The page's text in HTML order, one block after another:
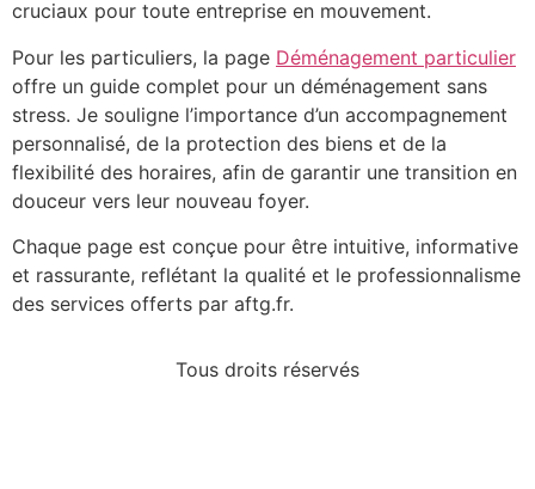
cruciaux pour toute entreprise en mouvement.
Pour les particuliers, la page Déménagement particulier
offre un guide complet pour un déménagement sans
stress. Je souligne l’importance d’un accompagnement
personnalisé, de la protection des biens et de la
flexibilité des horaires, afin de garantir une transition en
douceur vers leur nouveau foyer.
Chaque page est conçue pour être intuitive, informative
et rassurante, reflétant la qualité et le professionnalisme
des services offerts par aftg.fr.
Tous droits réservés